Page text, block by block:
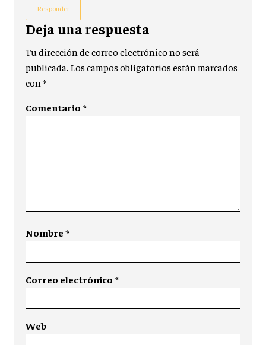
Responder
Deja una respuesta
Tu dirección de correo electrónico no será
publicada. Los campos obligatorios están marcados
con*
Comentario*
Nombre*
Correo electrónico*
Web